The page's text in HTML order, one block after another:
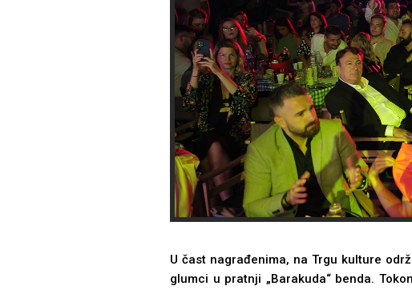
U čast nagrađenima, na Trgu kulture
glumci u pratnji „Barakuda“ benda.